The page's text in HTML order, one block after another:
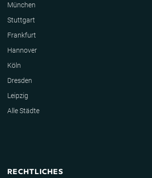
München
Stuttgart
Frankfurt
Hannover
Köln
Dresden
Leipzig
Alle Städte
RECHTLICHES